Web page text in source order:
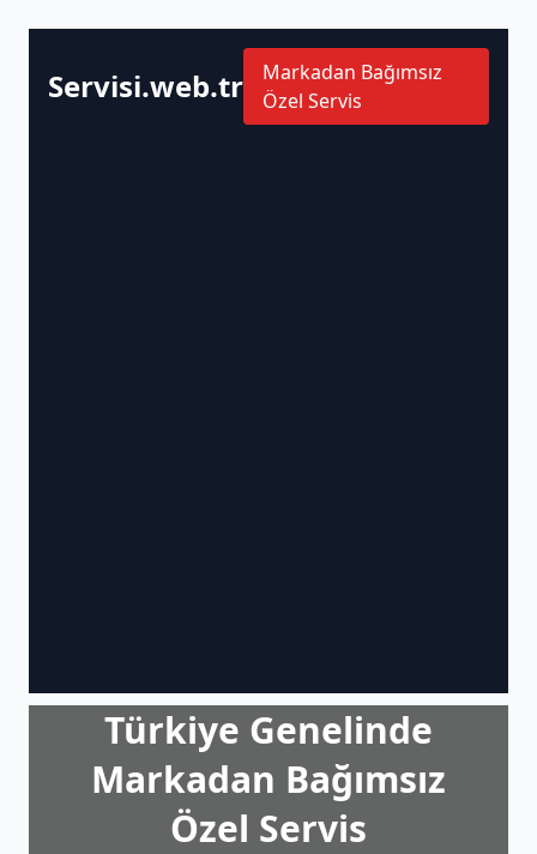
Servisi.web.tr
Markadan Bağımsız
Özel Servis
Türkiye Genelinde
Markadan Bağımsız
Özel Servis